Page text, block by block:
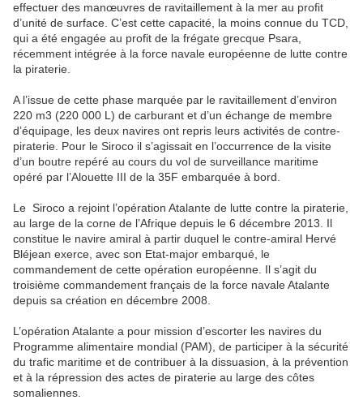
effectuer des manœuvres de ravitaillement à la mer au profit
d’unité de surface. C’est cette capacité, la moins connue du TCD,
qui a été engagée au profit de la frégate grecque Psara,
récemment intégrée à la force navale européenne de lutte contre
la piraterie.
A l’issue de cette phase marquée par le ravitaillement d’environ
220 m3 (220 000 L) de carburant et d’un échange de membre
d’équipage, les deux navires ont repris leurs activités de contre-
piraterie. Pour le Siroco il s’agissait en l’occurrence de la visite
d’un boutre repéré au cours du vol de surveillance maritime
opéré par l’Alouette III de la 35F embarquée à bord.
Le Siroco a rejoint l’opération Atalante de lutte contre la piraterie,
au large de la corne de l’Afrique depuis le 6 décembre 2013. Il
constitue le navire amiral à partir duquel le contre-amiral Hervé
Bléjean exerce, avec son Etat-major embarqué, le
commandement de cette opération européenne. Il s’agit du
troisième commandement français de la force navale Atalante
depuis sa création en décembre 2008.
L’opération Atalante a pour mission d’escorter les navires du
Programme alimentaire mondial (PAM), de participer à la sécurité
du trafic maritime et de contribuer à la dissuasion, à la prévention
et à la répression des actes de piraterie au large des côtes
somaliennes.